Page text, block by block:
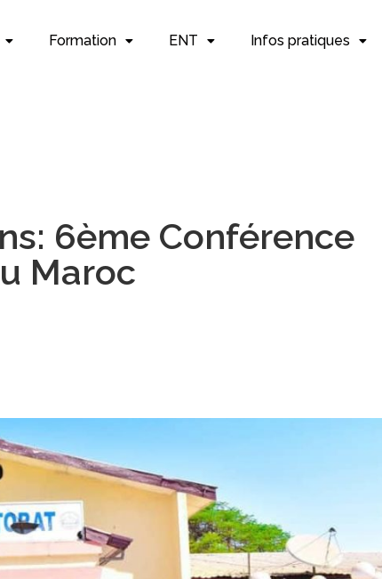
Formation ENT Infos pratiques
6ème Conférence
Maroc